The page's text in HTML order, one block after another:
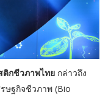
ติกชีวภาพไทยกล่าวถึง
ษฐกิจชีวภาพ (Bio